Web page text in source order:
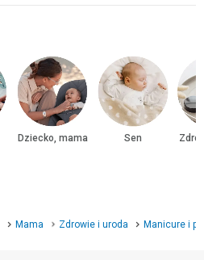
Dziecko, mama Sen
Mama Zdrowie i uroda Manicure i